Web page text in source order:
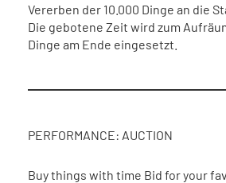
Vererben der 10.000 Dinge an die
Die gebotene Zeit wird zum
Dinge am Ende eingesetzt.
PERFORMANCE: AUCTION
Buy things with time Bid for your